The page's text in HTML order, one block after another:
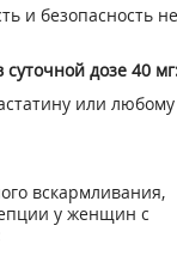
и безопасность не
дозе 40
или
вскармливания,
у женщин с